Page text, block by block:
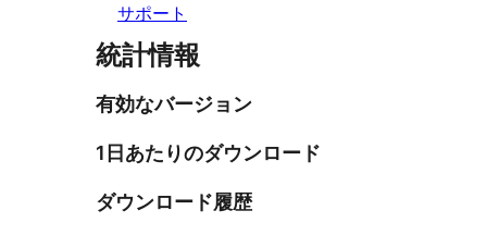
サポート
統計情報
有効なバージョン
1日あたりのダウンロード
ダウンロード履歴